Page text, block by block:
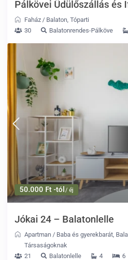
Pálkövei Üdülőszállás és
Faház / Balaton ,Tóparti
30
Balatonrendes-Pálköve
50.000 Ft -tól / éj
Jókai 24 – Balatonlelle
Apartman / Baba és gyerekbarát
Társaságoknak
21
Balatonlelle 4 6